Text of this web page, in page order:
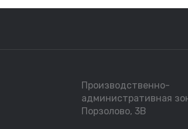
Производственно-
административная
Порзолово, 3В